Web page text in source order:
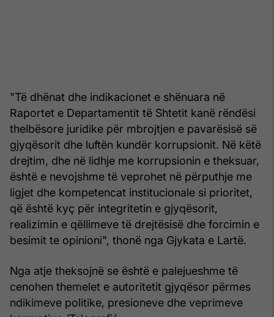
"Të dhënat dhe indikacionet e shënuara në
Raportet e Departamentit të Shtetit kanë rëndësi
thelbësore juridike për mbrojtjen e pavarësisë së
gjyqësorit dhe luftën kundër korrupsionit. Në këtë
drejtim, dhe në lidhje me korrupsionin e theksuar,
është e nevojshme të veprohet në përputhje me
ligjet dhe kompetencat institucionale si prioritet,
që është kyç për integritetin e gjyqësorit,
realizimin e qëllimeve të drejtësisë dhe forcimin e
besimit te opinioni", thonë nga Gjykata e Lartë.
Nga atje theksojnë se është e palejueshme të
cenohen themelet e autoritetit gjyqësor përmes
ndikimeve politike, presioneve dhe veprimeve